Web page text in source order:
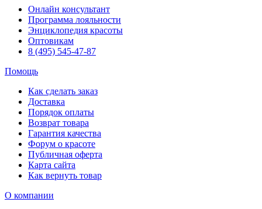
Онлайн консультант
Программа лояльности
Энциклопедия красоты
Оптовикам
8 (495) 545-47-87
Помощь
Как сделать заказ
Доставка
Порядок оплаты
Возврат товара
Гарантия качества
Форум о красоте
Публичная оферта
Карта сайта
Как вернуть товар
О компании